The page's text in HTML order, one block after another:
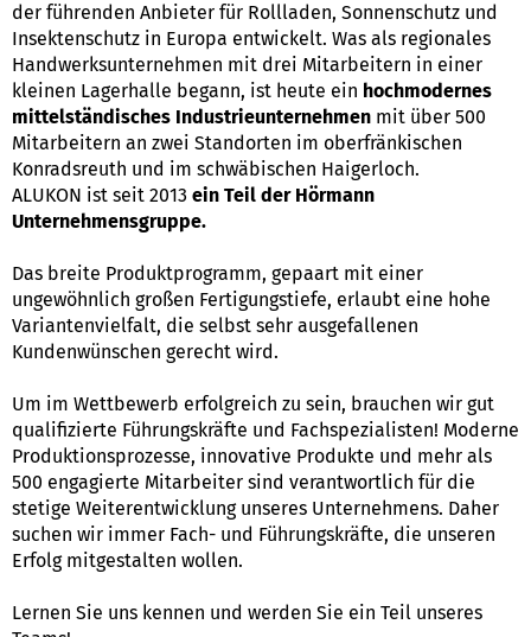
der führenden Anbieter für Rollladen, Sonnenschutz und
Insektenschutz in Europa entwickelt. Was als regionales
Handwerksunternehmen mit drei Mitarbeitern in einer
kleinen Lagerhalle begann, ist heute ein hochmodernes
mittelständisches Industrieunternehmen mit über 500
Mitarbeitern an zwei Standorten im oberfränkischen
Konradsreuth und im schwäbischen Haigerloch.
ALUKON ist seit 2013 ein Teil der Hörmann
Unternehmensgruppe.
Das breite Produktprogramm, gepaart mit einer
ungewöhnlich großen Fertigungstiefe, erlaubt eine hohe
Variantenvielfalt, die selbst sehr ausgefallenen
Kundenwünschen gerecht wird.
Um im Wettbewerb erfolgreich zu sein, brauchen wir gut
qualifizierte Führungskräfte und Fachspezialisten! Moderne
Produktionsprozesse, innovative Produkte und mehr als
500 engagierte Mitarbeiter sind verantwortlich für die
stetige Weiterentwicklung unseres Unternehmens. Daher
suchen wir immer Fach- und Führungskräfte, die unseren
Erfolg mitgestalten wollen.
Lernen Sie uns kennen und werden Sie ein Teil unseres